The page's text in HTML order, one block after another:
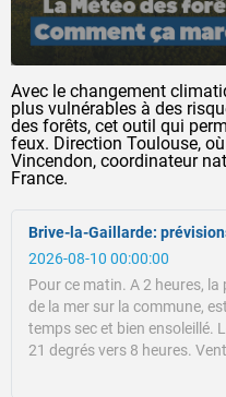
Avec le changement
plus vulnérables à des
des forêts, cet outil qui
feux. Direction Toulouse,
Vincendon, coordinateur
France.
Brive-la-Gaillarde:
2026-08-10 00:00:00
Pour ce matin. A 2 heures,
de la mer sur la commune,
temps sec et bien ensoleillé.
21 degrés vers 8 heures.